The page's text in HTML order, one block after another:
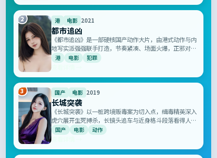
2 港 电影 2021
都市追凶
《都市追凶》是一部硬核国产动作大片，由港式动作与内
地写实派强强联手打造，节奏紧凑、场面火爆，正邪对决
惊心动魄，呈现国产动作类型片的最新高度。
港 电影 犯罪
查看详情 →
3 国产 电影 2019
长城突袭
《长城突袭》以一桩跨境贩毒案为切入点，缉毒精英深入
虎穴展开生死搏杀，长镜头追车与近身格斗段落看得人手
心冒汗，是新一代国产警匪片的标杆之作。
国产 电影 动作
查看详情 →